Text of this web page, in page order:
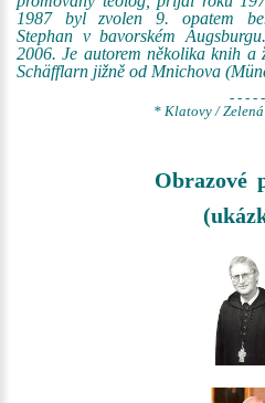
1987 byl zvolen 9. opatem
Stephan v bavorském
2006. Je autorem několika knih a
Schäfflarn jižně od Mnichova
- - - - -
* Klatovy /
Obrazové